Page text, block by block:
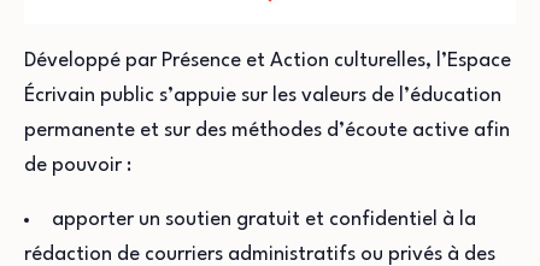
Développé par Présence et Action culturelles, l’Espace
Écrivain public s’appuie sur les valeurs de l’éducation
permanente et sur des méthodes d’écoute active afin
de pouvoir :
apporter un soutien gratuit et confidentiel à la
rédaction de courriers administratifs ou privés à des